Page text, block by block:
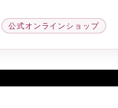
公式オンラインショップ